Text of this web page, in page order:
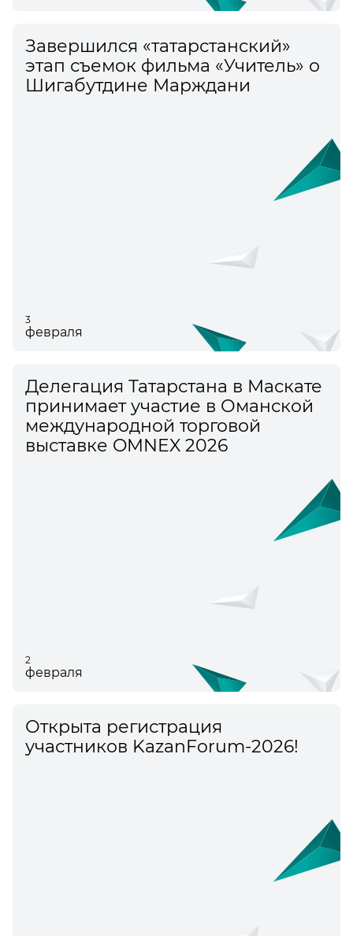
Завершился «татарстанский»
этап съемок фильма «Учитель» о
Шигабутдине Марждани
3
февраля
Делегация Татарстана в Маскате
принимает участие в Оманской
международной торговой
выставке OMNEX 2026
2
февраля
Открыта регистрация
участников KazanForum-2026!